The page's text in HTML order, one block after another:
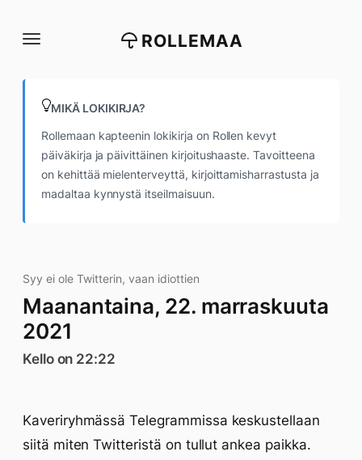
suoraan
ROLLEMAA
MIKÄ LOKIKIRJA?
Rollemaan kapteenin lokikirja on Rollen kevyt
päiväkirja ja päivittäinen kirjoitushaaste. Tavoitteena
on kehittää mielenterveyttä, kirjoittamisharrastusta ja
madaltaa kynnystä itseilmaisuun.
Syy ei ole Twitterin, vaan idiottien
Maanantaina, 22. marraskuuta
2021
Kello on 22:22
Kaveriryhmässä Telegrammissa keskustellaan
siitä miten Twitteristä on tullut ankea paikka.